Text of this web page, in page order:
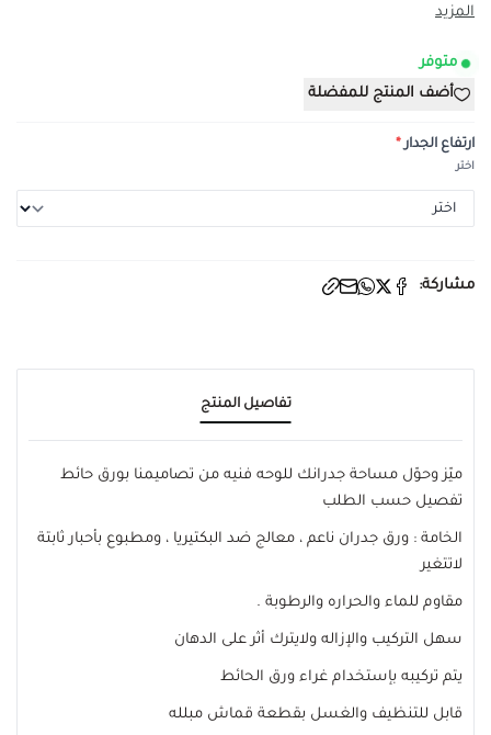
المزيد
متوفر
أضف المنتج للمفضلة
ارتفاع الجدار*
اختر
مشاركة:
تفاصيل المنتج
ميّز وحوّل مساحة جدرانك للوحه فنيه من تصاميمنا بورق حائط
تفصيل حسب الطلب
الخامة : ورق جدران ناعم ، معالج ضد البكتيريا ، ومطبوع بأحبار ثابتة
لاتتغير
مقاوم للماء والحراره والرطوبة .
سهل التركيب والإزاله ولايترك أثر على الدهان
يتم تركيبه بإستخدام غراء ورق الحائط
قابل للتنظيف والغسل بقطعة قماش مبلله